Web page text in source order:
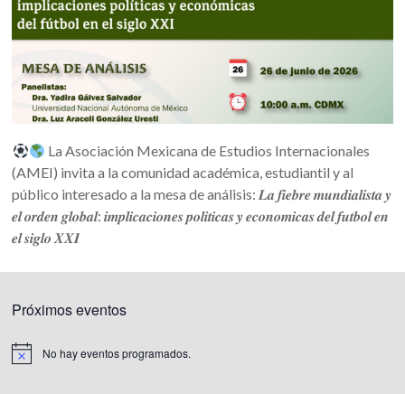
La Asociación Mexicana de Estudios Internacionales
(AMEI) invita a la comunidad académica, estudiantil y al
público interesado a la mesa de análisis: 𝑳𝒂 𝒇𝒊𝒆𝒃𝒓𝒆 𝒎𝒖𝒏𝒅𝒊𝒂𝒍𝒊𝒔𝒕𝒂 𝒚
𝒆𝒍 𝒐𝒓𝒅𝒆𝒏 𝒈𝒍𝒐𝒃𝒂𝒍: 𝒊𝒎𝒑𝒍𝒊𝒄𝒂𝒄𝒊𝒐𝒏𝒆𝒔 𝒑𝒐𝒍𝒊𝒕𝒊𝒄𝒂𝒔 𝒚 𝒆𝒄𝒐𝒏𝒐𝒎𝒊𝒄𝒂𝒔 𝒅𝒆𝒍 𝒇𝒖𝒕𝒃𝒐𝒍 𝒆𝒏
𝒆𝒍 𝒔𝒊𝒈𝒍𝒐 𝑿𝑿𝑰
Próximos eventos
No hay eventos programados.